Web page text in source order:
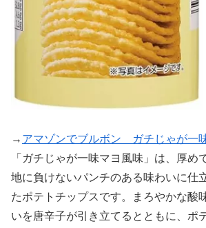
→ アマゾンでブルボン ガチじゃが一
「ガチじゃが一味マヨ風味」は、厚め
地に負けないパンチのある味わいに仕
たポテトチップスです。まろやかな酸
いを唐辛子が引き立てるとともに、ポ